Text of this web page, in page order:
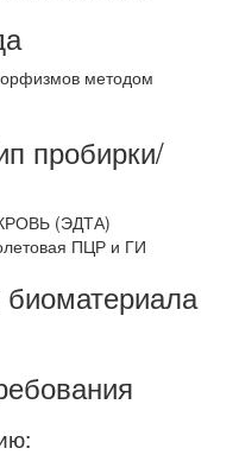
методом
пробирки/
(ЭДТА)
ПЦР и ГИ